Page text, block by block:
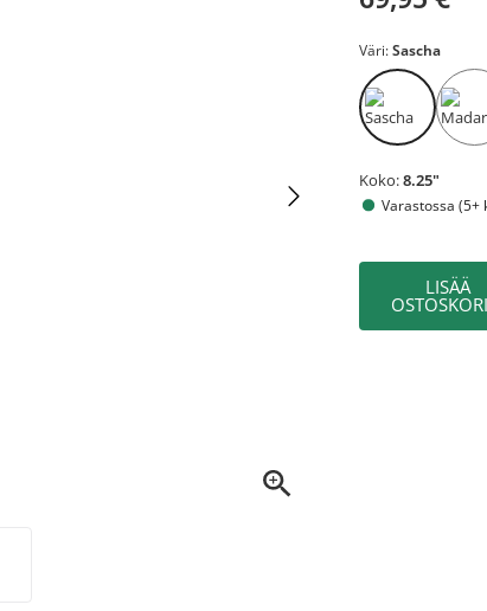
Väri:Sascha
Koko:8.25"
Varastossa (5+
LISÄÄ